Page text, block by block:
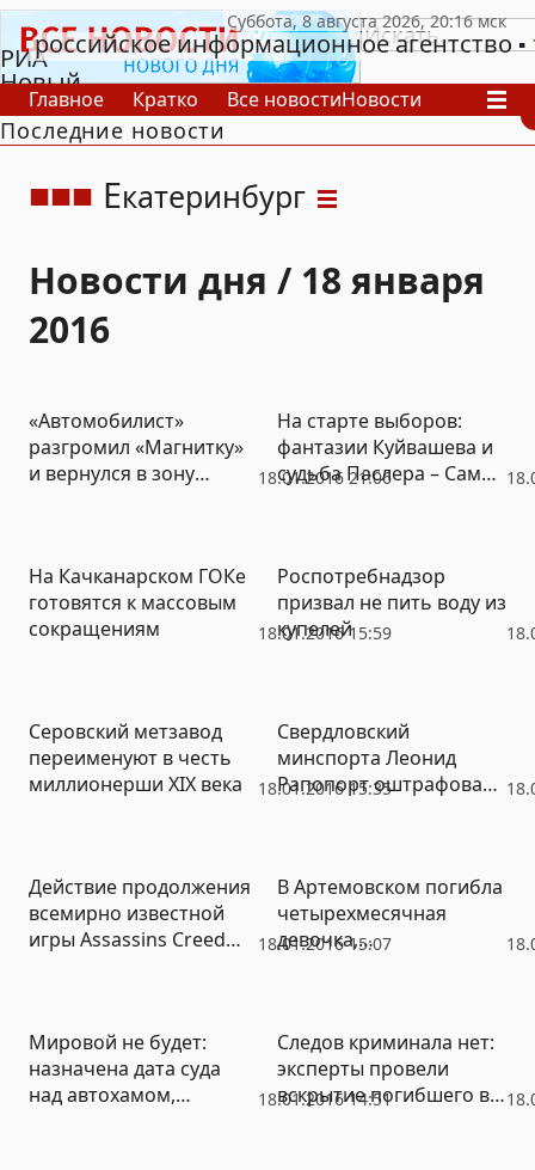
РИА
Новый
День
российское информационное агентство
Главное Кратко Все новостиНовости
В России
В мире
Последние новости
Екатеринбург
Новости дня / 18 января
2016
18.01.2016 21:06
«Автомобилист»
разгромил «Магнитку»
и вернулся в зону
На старте выборов:
фантазии Куйвашева и
судьба Паслера – Самые
18.01.2016 15:59
На Качканарском ГОКе
готовятся к массовым
сокращениям
Роспотребнадзор
призвал не пить воду из
купелей
18.01.2016 15:35
Серовский метзавод
переименуют в честь
миллионерши XIX века
Свердловский
минспорта Леонид
Рапопорт оштрафован
18.01.2016 15:07
Действие продолжения
всемирно известной
игры Assassins Creed
В Артемовском погибла
четырехмесячная
девочка,
18.01.2016 14:51
Мировой не будет:
назначена дата суда
над автохамом,
Следов криминала нет:
эксперты провели
вскрытие погибшего в